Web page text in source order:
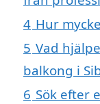
4 Hur
5 Vad
balkong i
6 Sök efter